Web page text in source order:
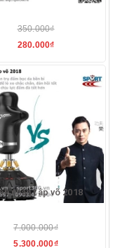
350.000₫
280.000₫
nhân tập võ 2018
7.000.000₫
5.300.000₫